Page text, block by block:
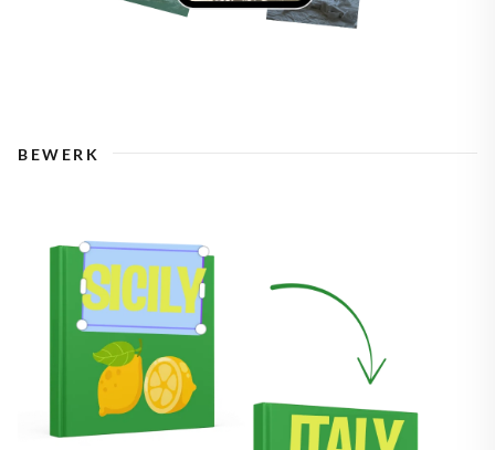
BEWERK